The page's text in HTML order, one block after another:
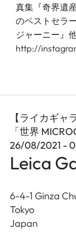
真集『奇界遺
のベストセラ
ジャーニー』
http://
【ライカギャ
「世界
26/08/2021 -
Leica
6-4-1 Ginza
Tokyo
Japan